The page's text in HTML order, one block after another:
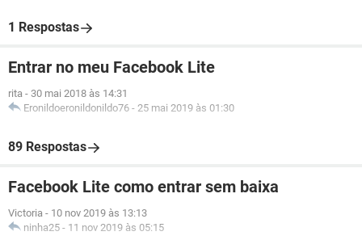
1 Respostas
Entrar no meu Facebook Lite
rita - 30 mai 2018 às 14:31
Eronildoeronildonildo76 - 25 mai 2019 às 01:30
89 Respostas
Facebook Lite como entrar sem baixa
Victoria - 10 nov 2019 às 13:13
ninha25 - 11 nov 2019 às 05:15